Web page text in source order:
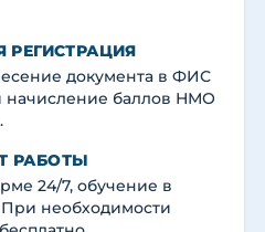
документа в ФИС
баллов НМО
РАБОТЫ
24/7, обучение в
необходимости